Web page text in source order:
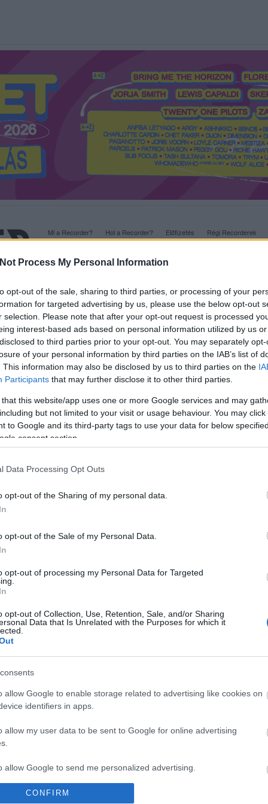
Process My Personal Information
opt-out of the sale, sharing to third parties, or processing of your
for targeted advertising by us, please use the below opt-out
selection. Please note that after your opt-out request is processed
interest-based ads based on personal information utilized by us
to third parties prior to your opt-out. You may separately
of your personal information by third parties on the IAB’s list of
This information may also be disclosed by us to third parties on the
Participants that may further disclose it to other third parties.
that this website/app uses one or more Google services and may
but not limited to your visit or usage behaviour. You may
to Google and its third-party tags to use your data for below
consent section.
Data Processing Opt Outs
opt-out of the Sharing of my personal data.
opt-out of the Sale of my Personal Data.
opt-out of processing my Personal Data for Targeted
opt-out of Collection, Use, Retention, Sale, and/or Sharing
Data that Is Unrelated with the Purposes for which it
allow Google to enable storage related to advertising like cookies on
identifiers in apps.
allow my user data to be sent to Google for online advertising
allow Google to send me personalized advertising.
allow Google to enable storage related to analytics like cookies on
CONFIRM
Interjú Lemezkritika Filmkritika Kultsarok
Mi a Recorder? Hol a Recorder? Előfizetés Régi Recorderek
PODCASTJAI ITT!
FRISS MAGYAR ZENÉK HETENTE!
HAZAI LEMEZEK.
HÁTTÉRBEN IS KÖZÉPPONTBAN.
SOROZATOK. 2005: EZ MENT HÚSZ ÉVE.
ÉVEK KÉT
TURNÉJA
roadshow. Rock és mainstream rendszerváltó kísérletek.
és Dáridó-turnék…